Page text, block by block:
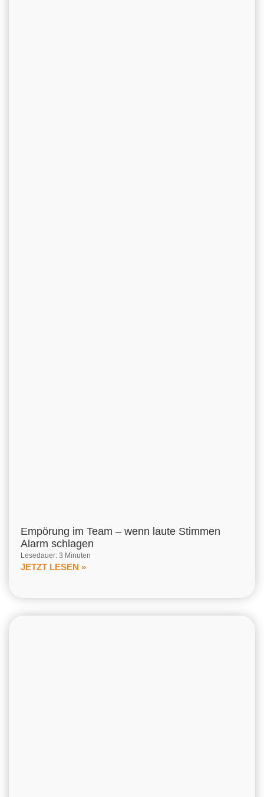
Empörung im Team – wenn laute Stimmen
Alarm schlagen
Lesedauer: 3 Minuten
JETZT LESEN »